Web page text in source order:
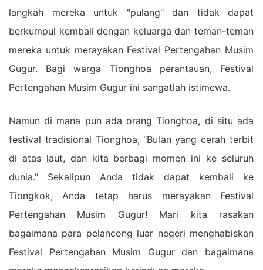
langkah mereka untuk "pulang" dan tidak dapat
berkumpul kembali dengan keluarga dan teman-teman
mereka untuk merayakan Festival Pertengahan Musim
Gugur. Bagi warga Tionghoa perantauan, Festival
Pertengahan Musim Gugur ini sangatlah istimewa.
Namun di mana pun ada orang Tionghoa, di situ ada
festival tradisional Tionghoa, "Bulan yang cerah terbit
di atas laut, dan kita berbagi momen ini ke seluruh
dunia." Sekalipun Anda tidak dapat kembali ke
Tiongkok, Anda tetap harus merayakan Festival
Pertengahan Musim Gugur! Mari kita rasakan
bagaimana para pelancong luar negeri menghabiskan
Festival Pertengahan Musim Gugur dan bagaimana